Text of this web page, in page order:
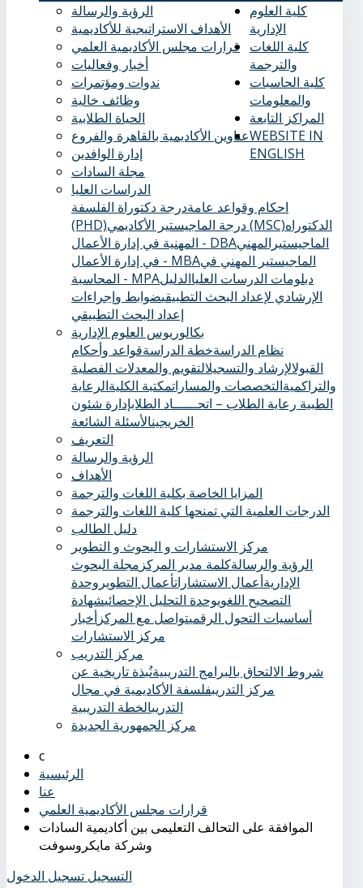
الرؤية والرسالة
الأهداف الاستراتيجية للأكاديمية
قرارات مجلس الأكاديمية العلمي
أخبار وفعاليات
ندوات ومؤتمرات
وظائف خالية
الحياة الطلابية
عناوين الأكاديمية بالقاهرة والفروع
إدارة الوافدين
كلية العلوم
الإدارية
مجلة السادات
الدراسات العليا
احكام وقواعد عامةدرجة دكتوراة الفلسفة
(PHD)
درجة الماجيستير الأكاديمي (MSC)الدكتوراه
المهنية في إدارة الأعمال - DBAالماجيستيرالمهني
في إدارة الأعمال - MBAالماجيستير المهني في
المحاسبة - MPA
دبلومات الدرسات العلياالدليل
الإرشادي لإعداد البحث التطبيقيضوابط وإجراءات
إعداد البحث التطبيقي
بكالوريوس العلوم الإدارية
نظام الدراسةخطة الدراسةقواعد وأحكام
القبولالإرشاد والتسجيلالتقويم والمعدلات الفصلية
والتراكميةالتخصصات والمساراتمكتبة الكليةالرعاية
الطبية ‏ رعاية الطلاب – اتحــــــاد الطلابإدارة شئون
الخريجينالأسئلة الشائعة
كلية اللغات
والترجمة
التعريف
الرؤية والرسالة
الأهداف
المزايا الخاصة بكلية اللغات والترجمة
الدرجات العلمية التي تمنحها كلية اللغات والترجمة
دليل الطالب
كلية الحاسبات
والمعلومات
المراكز التابعة
مركز الاستشارات و البحوث و التطوير
الرؤية والرسالةكلمة مدير المركز مجلة البحوث
الإداريةأعمال الاستشاراتأعمال التطوير وحدة
التصحيح اللغويوحدة التحليل الإحصائيشهادة
أساسيات التحول الرقميتواصل مع المركزأخبار
مركز الاستشارات
مركز التدريب
شروط الالتحاق بالبرامج التدريبيةنُبذة تاريخية عن
مركز التدريبفلسفة الأكاديمية في مجال
التدريبالخطة التدريبية
مركز الجمهورية الجديدة
WEBSITE IN
ENGLISH
الرئيسية
عنا
قرارات مجلس الأكاديمية العلمي
الموافقة على التحالف التعليمى بين أكاديمية السادات
وشركة مايكروسوفت
التسجيل تسجيل الدخول